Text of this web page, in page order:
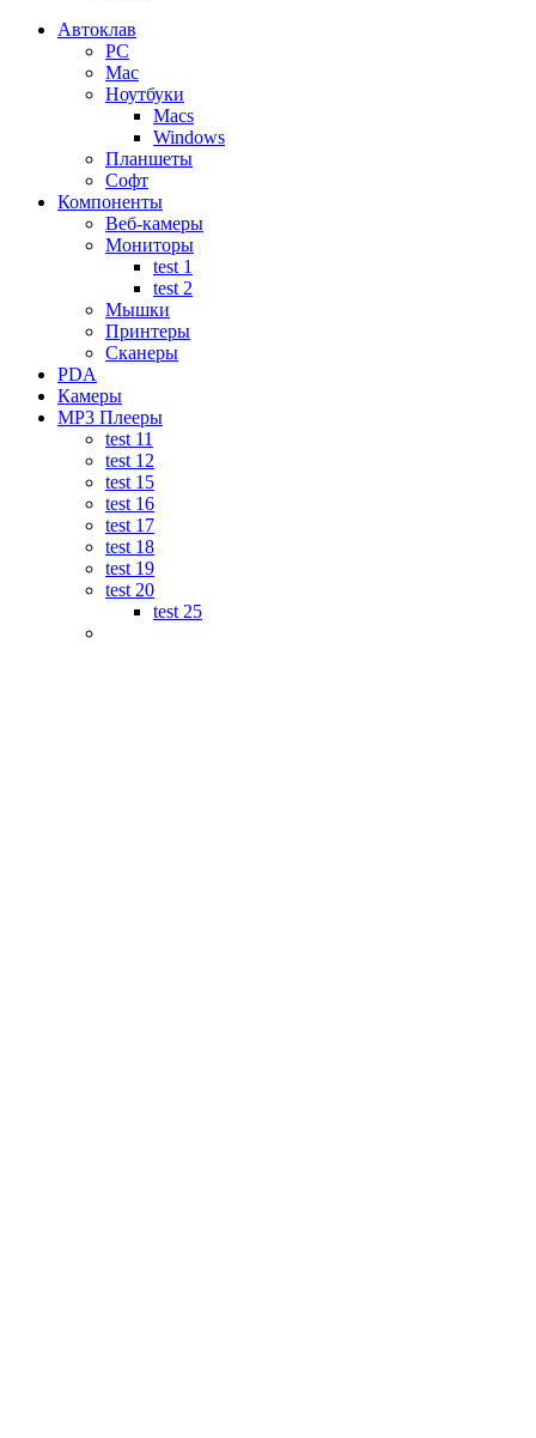
Автоклав
PC
Mac
Ноутбуки
Macs
Windows
Планшеты
Софт
Компоненты
Веб-камеры
Мониторы
test 1
test 2
Мышки
Принтеры
Сканеры
PDA
Камеры
MP3 Плееры
test 11
test 12
test 15
test 16
test 17
test 18
test 19
test 20
test 25